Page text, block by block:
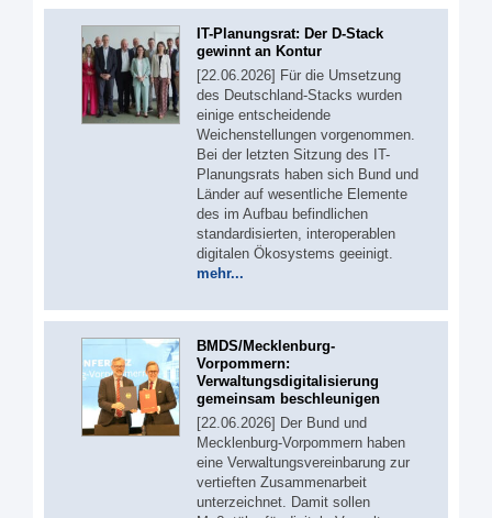
IT-Planungsrat: Der D-Stack
gewinnt an Kontur
[22.06.2026] Für die Umsetzung
des Deutschland-Stacks wurden
einige entscheidende
Weichenstellungen vorgenommen.
Bei der letzten Sitzung des IT-
Planungsrats haben sich Bund und
Länder auf wesentliche Elemente
des im Aufbau befindlichen
standardisierten, interoperablen
digitalen Ökosystems geeinigt.
mehr...
BMDS/Mecklenburg-
Vorpommern:
Verwaltungsdigitalisierung
gemeinsam beschleunigen
[22.06.2026] Der Bund und
Mecklenburg-Vorpommern haben
eine Verwaltungsvereinbarung zur
vertieften Zusammenarbeit
unterzeichnet. Damit sollen